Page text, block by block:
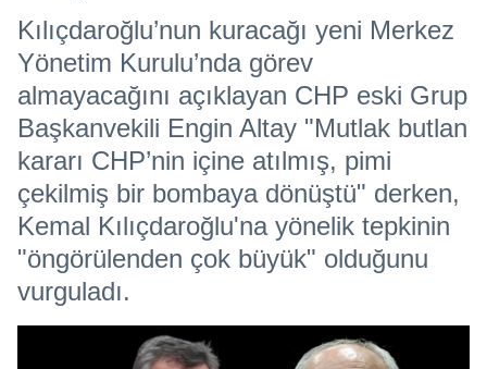
Kılıçdaroğlu’nun kuracağı yeni Merkez
Yönetim Kurulu’nda görev
almayacağını açıklayan CHP eski Grup
Başkanvekili Engin Altay "Mutlak butlan
kararı CHP’nin içine atılmış, pimi
çekilmiş bir bombaya dönüştü" derken,
Kemal Kılıçdaroğlu'na yönelik tepkinin
"öngörülenden çok büyük" olduğunu
vurguladı.